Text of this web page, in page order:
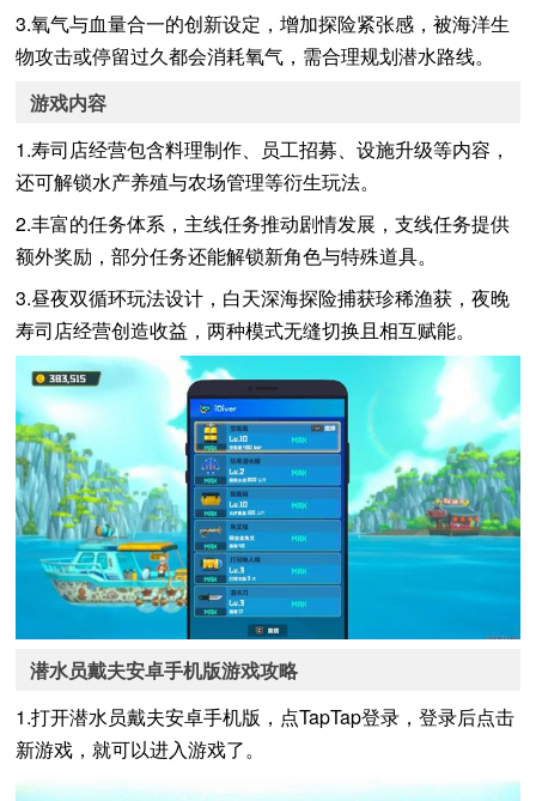
3.氧气与血量合一的创新设定，增加探险紧张感，被海洋生
物攻击或停留过久都会消耗氧气，需合理规划潜水路线。
游戏内容
1.寿司店经营包含料理制作、员工招募、设施升级等内容，
还可解锁水产养殖与农场管理等衍生玩法。
2.丰富的任务体系，主线任务推动剧情发展，支线任务提供
额外奖励，部分任务还能解锁新角色与特殊道具。
3.昼夜双循环玩法设计，白天深海探险捕获珍稀渔获，夜晚
寿司店经营创造收益，两种模式无缝切换且相互赋能。
潜水员戴夫安卓手机版游戏攻略
1.打开潜水员戴夫安卓手机版，点TapTap登录，登录后点击
新游戏，就可以进入游戏了。